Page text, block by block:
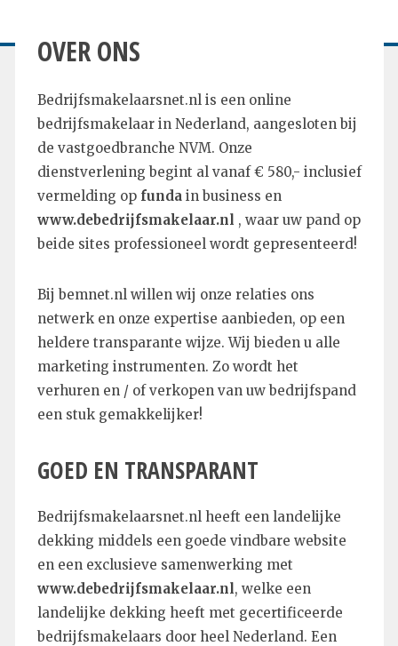
OVER ONS
Bedrijfsmakelaarsnet.nl is een online
bedrijfsmakelaar in Nederland, aangesloten bij
de vastgoedbranche NVM. Onze
dienstverlening begint al vanaf € 580,- inclusief
vermelding op fundain business en
www.debedrijfsmakelaar.nl , waar uw pand op
beide sites professioneel wordt gepresenteerd!
Bij bemnet.nl willen wij onze relaties ons
netwerk en onze expertise aanbieden, op een
heldere transparante wijze. Wij bieden u alle
marketing instrumenten. Zo wordt het
verhuren en / of verkopen van uw bedrijfspand
een stuk gemakkelijker!
GOED EN TRANSPARANT
Bedrijfsmakelaarsnet.nl heeft een landelijke
dekking middels een goede vindbare website
en een exclusieve samenwerking met
www.debedrijfsmakelaar.nl, welke een
landelijke dekking heeft met gecertificeerde
bedrijfsmakelaars door heel Nederland. Een